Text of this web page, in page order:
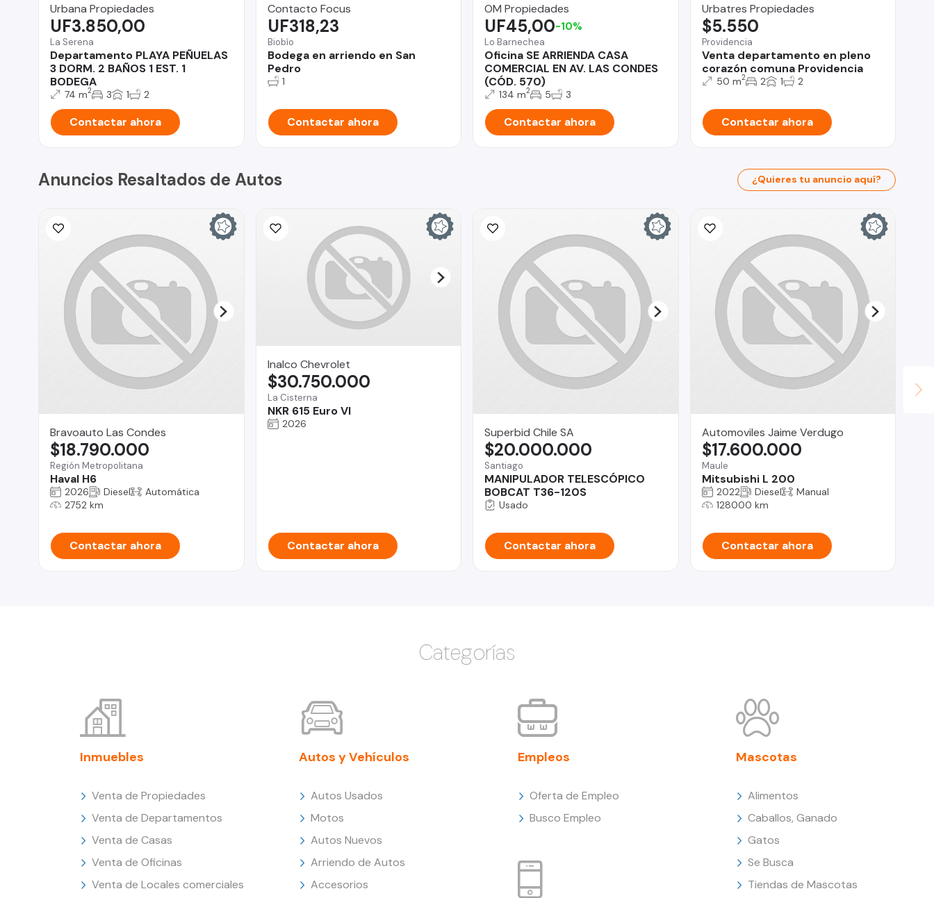
Urbana Propiedades
La Serena
Departamento PLAYA PEÑUELAS
3 DORM. 2 BAÑOS 1 EST. 1
BODEGA
UF3.850,00
74 m2 3 1 2
Contactar ahora
Contacto Focus
Biobío
Bodega en arriendo en San
Pedro
UF318,23
1
Contactar ahora
OM Propiedades
Lo Barnechea
Oficina SE ARRIENDA CASA
COMERCIAL EN AV. LAS CONDES
(CÓD. 570)
UF45,00-10%
134 m2 5 3
Contactar ahora
Urbatres Propiedades
Providencia
Venta departamento en pleno
corazón comuna Providencia
$5.550
50 m2 2 1 2
Contactar ahora
Anuncios Resaltados de Autos ¿Quieres tu anuncio aquí?
Bravoauto Las Condes
Región Metropolitana
Haval H6
$18.790.000
2026 Diesel
Automática
2752 km
Contactar ahora
Inalco Chevrolet
La Cisterna
NKR 615 Euro VI
$30.750.000
2026
Contactar ahora
Superbid Chile SA
Santiago
MANIPULADOR TELESCÓPICO
BOBCAT T36-120S
$20.000.000
Usado
Contactar ahora
Automoviles Jaime Verdugo
Maule
Mitsubishi L 200
$17.600.000
2022 Diesel
Manual
128000 km
Contactar ahora
Categorías
Inmuebles
Venta de Propiedades
Venta de Departamentos
Venta de Casas
Venta de Oficinas
Venta de Locales comerciales
Autos y Vehículos
Autos Usados
Motos
Autos Nuevos
Arriendo de Autos
Accesorios
Empleos
Oferta de Empleo
Busco Empleo
Mascotas
Alimentos
Caballos, Ganado
Gatos
Se Busca
Tiendas de Mascotas